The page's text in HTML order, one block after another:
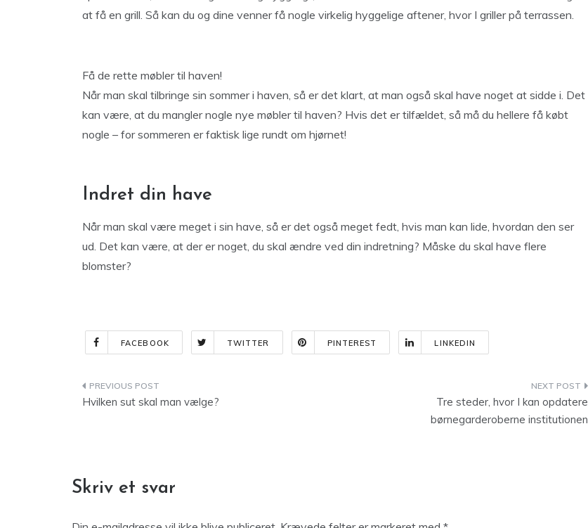
at få en grill. Så kan du og dine venner få nogle virkelig hyggelige aftener, hvor I griller på terrassen.
Få de rette møbler til haven!
Når man skal tilbringe sin sommer i haven, så er det klart, at man også skal have noget at sidde i. Det
kan være, at du mangler nogle nye møbler til haven? Hvis det er tilfældet, så må du hellere få købt
nogle – for sommeren er faktisk lige rundt om hjørnet!
Indret din have
Når man skal være meget i sin have, så er det også meget fedt, hvis man kan lide, hvordan den ser
ud. Det kan være, at der er noget, du skal ændre ved din indretning? Måske du skal have flere
blomster?
FACEBOOK TWITTER PINTEREST LINKEDIN
Indlægsnavigation
Hvilken sut skal man vælge?
Tre steder, hvor I kan opdatere
børnegarderoberne institutionen
Skriv et svar